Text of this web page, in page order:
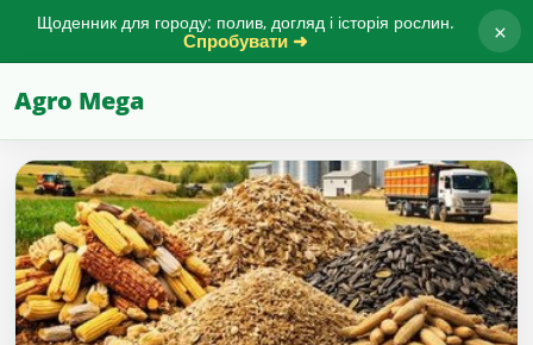
Щоденник для городу: полив, догляд і історія рослин.
Спробувати ➜ ×
Agro Mega